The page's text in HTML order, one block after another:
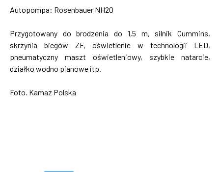
Autopompa: Rosenbauer NH20
Przygotowany do brodzenia do 1,5 m, silnik Cummins,
skrzynia biegów ZF, oświetlenie w technologii LED,
pneumatyczny maszt oświetleniowy, szybkie natarcie,
działko wodno pianowe itp.
Foto. Kamaz Polska